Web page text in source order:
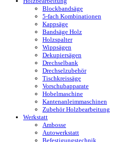
Blockbandsäge
5-fach Kombinationen
Kappsäge
Bandsäge Holz
Holzspalter
Wippsägen
Dekupiersägen
Drechselbank
Drechselzubehör
Tischkreissäge
Vorschubapparate
Hobelmaschine
Kantenanleimmaschinen
Zubehör Holzbearbeitung
Werkstatt
Ambosse
Autowerkstatt
Befestigungstechnik